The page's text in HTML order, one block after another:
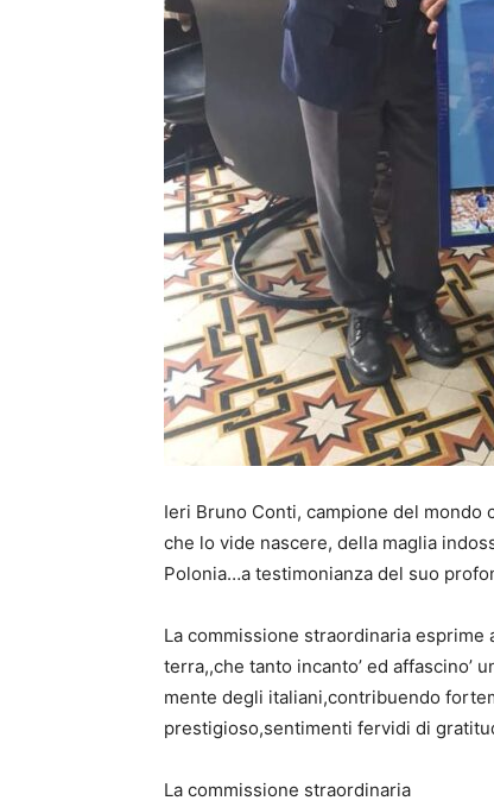
Ieri Bruno Conti, campione del mondo
che lo vide nascere, della maglia
Polonia…a testimonianza del suo
La commissione straordinaria
terra,,che tanto incanto’ ed affascino’
mente degli italiani,contribuendo
prestigioso,sentimenti fervidi di
La commissione straordinaria